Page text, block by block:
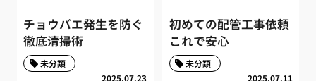
チョウバエ発生を防ぐ
徹底清掃術
2025.07.23
未分類
初めての配管工事依頼
これで安心
2025.07.11
未分類